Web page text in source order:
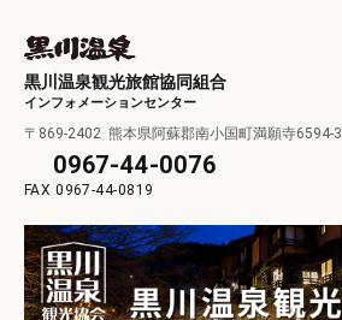
黒川温泉観光旅館協同組合
インフォメーションセンター
〒869-2402 熊本県阿蘇郡南小国町満願寺6594-3
0967-44-0076
0967-44-0819